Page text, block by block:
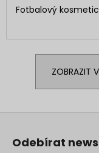
Fotbalový
ZOBRAZIT
Odebírat